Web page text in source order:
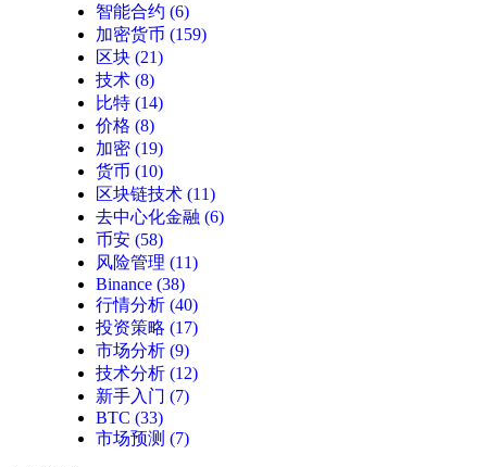
智能合约 (6)
加密货币 (159)
区块 (21)
技术 (8)
比特 (14)
价格 (8)
加密 (19)
货币 (10)
区块链技术 (11)
去中心化金融 (6)
币安 (58)
风险管理 (11)
Binance (38)
行情分析 (40)
投资策略 (17)
市场分析 (9)
技术分析 (12)
新手入门 (7)
BTC (33)
市场预测 (7)